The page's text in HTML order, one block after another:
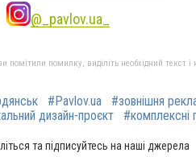
@_pavlov.ua_
помітили помилку, виділіть необхідний текст
#Pavlov.ua #зовнішня
дизайн-проєкт
#комплексні
та підписуйтесь на наші джерела